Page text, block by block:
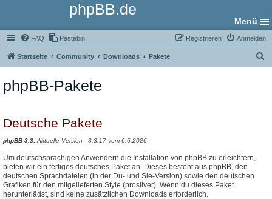
phpBB.de
Menü
FAQ Pastebin Anmelden
Registrieren
Startseite Community Downloads Pakete
phpBB-Pakete
Deutsche Pakete
phpBB 3.3: Aktuelle Version - 3.3.17 vom 6.6.2026
Um deutschsprachigen Anwendern die Installation von phpBB zu erleichtern,
bieten wir ein fertiges deutsches Paket an. Dieses besteht aus phpBB, den
deutschen Sprachdateien (in der Du- und Sie-Version) sowie den deutschen
Grafiken für den mitgelieferten Style (prosilver). Wenn du dieses Paket
herunterlädst, sind keine zusätzlichen Downloads erforderlich.